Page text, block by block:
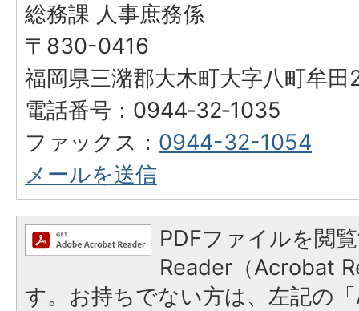
総務課 人事庶務係
〒830-0416
福岡県三潴郡大木町大字八町牟
電話番号：0944‐32‐1035
ファックス： 0944-32-1054
メールを送信
PDFファイルを閲
Reader（Acrobat
す。お持ちでない方は、左記の